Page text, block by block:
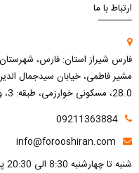
ارتباط با ما
فارس شیراز استان: فارس،
28.0، مسکونی خوارزمی، طبقه: 3، واحد: 302،
09211363884
info@forooshiran.com
شنبه تا چهارشنبه 8:30 الی 20:30 پنجشنبه 8:30 الی 12:30